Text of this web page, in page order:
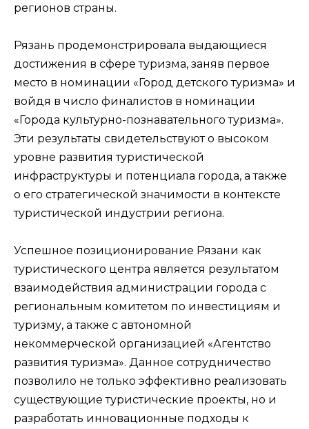
регионов страны.
Рязань продемонстрировала выдающиеся
достижения в сфере туризма, заняв первое
место в номинации «Город детского туризма» и
войдя в число финалистов в номинации
«Города культурно-познавательного туризма».
Эти результаты свидетельствуют о высоком
уровне развития туристической
инфраструктуры и потенциала города, а также
о его стратегической значимости в контексте
туристической индустрии региона.
Успешное позиционирование Рязани как
туристического центра является результатом
взаимодействия администрации города с
региональным комитетом по инвестициям и
туризму, а также с автономной
некоммерческой организацией «Агентство
развития туризма». Данное сотрудничество
позволило не только эффективно реализовать
существующие туристические проекты, но и
разработать инновационные подходы к